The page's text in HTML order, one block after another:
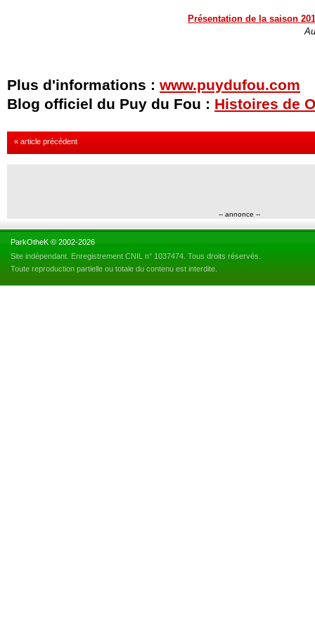
Présentation de la saison
Plus d'informations : www.puydufou.com
Blog officiel du Puy du Fou : Histoires de
« article précédent
-- annonce --
ParkOtheK © 2002-2026
Site indépendant. Enregistrement CNIL n° 1037474. Tous droits réservés.
Toute reproduction partielle ou totale du contenu est interdite.